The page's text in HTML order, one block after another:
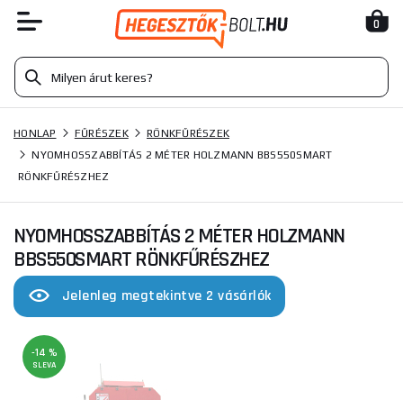
0
HONLAP FŰRÉSZEK
RÖNKFŰRÉSZEK
NYOMHOSSZABBÍTÁS 2 MÉTER HOLZMANN BBS550SMART
RÖNKFŰRÉSZHEZ
NYOMHOSSZABBÍTÁS 2 MÉTER HOLZMANN
BBS550SMART RÖNKFŰRÉSZHEZ
Jelenleg megtekintve 2 vásárlók
-14 %
SLEVA